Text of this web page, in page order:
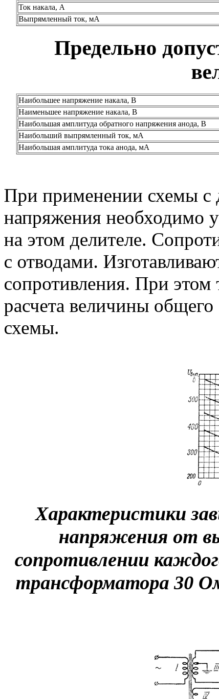
Ток накала, А
Выпрямленный ток, мА
Предельно
Наибольшее напряжение накала, В
Наименьшее напряжение накала, В
Наибольшая амплитуда обратного напряжения анода, В
Наибольший выпрямленный ток, мА
Наибольшая амплитуда тока анода, мА
При применении схемы с
напряжения необходимо
на этом делителе.
с отводами.
сопротивления. При
расчета величины
схемы.
Характеристики
напряжения от
сопротивлении
трансформатора 30